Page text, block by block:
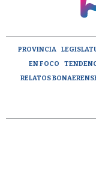
PROVINCIA
EN FOCO
RELATOS